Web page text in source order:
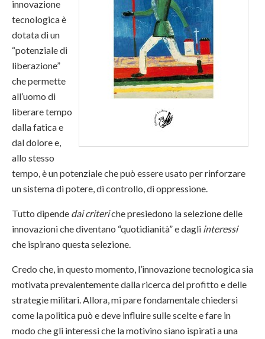
innovazione
tecnologica è
dotata di un
“potenziale di
liberazione”
che permette
all’uomo di
liberare tempo
dalla fatica e
dal dolore e,
allo stesso
tempo, è un potenziale che può essere usato per rinforzare
un sistema di potere, di controllo, di oppressione.
Tutto dipende dai criteriche presiedono la selezione delle
innovazioni che diventano “quotidianità” e dagli interessi
che ispirano questa selezione.
Credo che, in questo momento, l’innovazione tecnologica sia
motivata prevalentemente dalla ricerca del profitto e delle
strategie militari. Allora, mi pare fondamentale chiedersi
come la politica può e deve influire sulle scelte e fare in
modo che gli interessi che la motivino siano ispirati a una